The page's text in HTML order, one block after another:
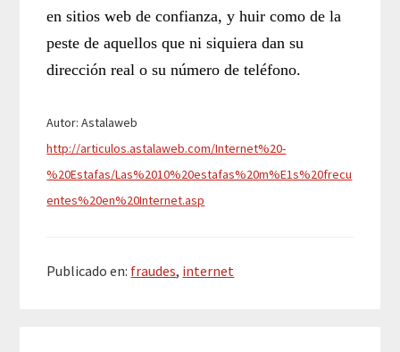
en sitios web de confianza, y huir como de la
peste de aquellos que ni siquiera dan su
dirección real o su número de teléfono.
Autor: Astalaweb
http://articulos.astalaweb.com/Internet%20-
%20Estafas/Las%2010%20estafas%20m%E1s%20frecu
entes%20en%20Internet.asp
Publicado en: fraudes, internet